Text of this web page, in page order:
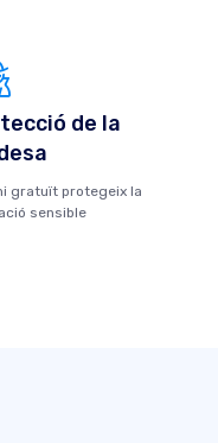
de la
gratuït protegeix la
sensible